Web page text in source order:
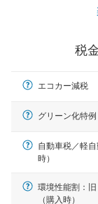
税
エコカー減税
グリーン化特例
自動車税／軽
時）
環境性能割：
（購入時）